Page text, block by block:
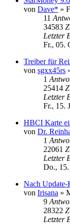
von Dave* »
11
34583
Letzter
Fr., 05.
Treiber für
von sgxx45rs
1
25414
Letzter
Fr., 15.
HBCI Karte
von Dr.
1
22061
Letzter
Do.,
Nach Update-
von Irisana »
9
28322
Letzter